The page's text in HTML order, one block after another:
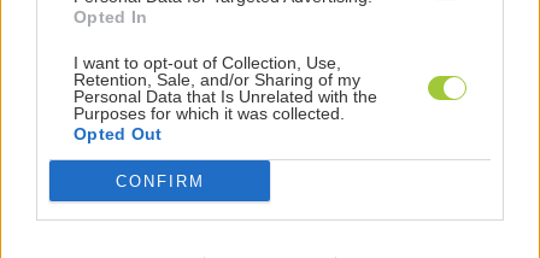
Opted In
I want to opt-out of Collection, Use,
Retention, Sale, and/or Sharing of my
Personal Data that Is Unrelated with the
Purposes for which it was collected.
Opted Out
CONFIRM
Ti servono Testi SEO per il tuo
seo copywriting